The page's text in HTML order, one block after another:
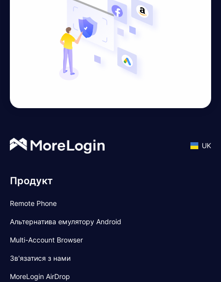
UK
Продукт
Remote Phone
Альтернатива емулятору Android
Multi-Account Browser
Зв'язатися з нами
MoreLogin AirDrop